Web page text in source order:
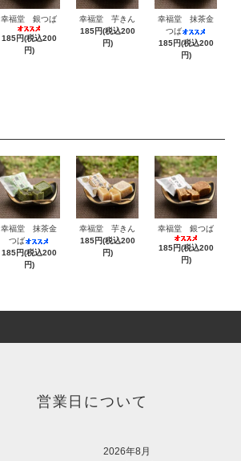
幸福堂 銀つば
185円(税込200
円)
幸福堂 芋きん
185円(税込200
円)
幸福堂 抹茶金
つば
185円(税込200
円)
幸福堂 抹茶金
つば
185円(税込200
円)
幸福堂 芋きん
185円(税込200
円)
幸福堂 銀つば
185円(税込200
円)
営業日について
2026年8月